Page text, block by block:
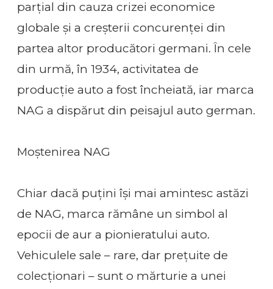
parțial din cauza crizei economice
globale și a creșterii concurenței din
partea altor producători germani. În cele
din urmă, în 1934, activitatea de
producție auto a fost încheiată, iar marca
NAG a dispărut din peisajul auto german.
Moștenirea NAG
Chiar dacă puțini își mai amintesc astăzi
de NAG, marca rămâne un simbol al
epocii de aur a pionieratului auto.
Vehiculele sale – rare, dar prețuite de
colecționari – sunt o mărturie a unei